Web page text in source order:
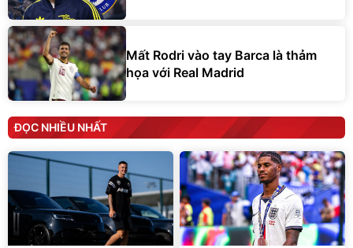
Mất Rodri vào tay Barca là thảm
họa với Real Madrid
ĐỌC NHIỀU NHẤT